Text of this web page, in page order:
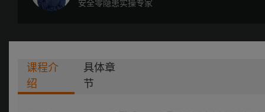
安全零隐患实操专家
课程介
绍
具体章
节